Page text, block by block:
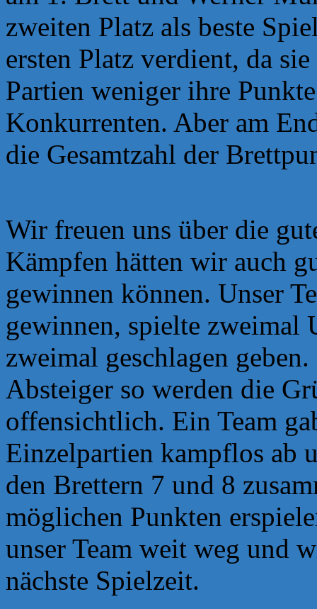
zweiten Platz als beste
ersten Platz verdient, da
Partien weniger ihre
Konkurrenten. Aber am
die Gesamtzahl der
Wir freuen uns über die
Kämpfen hätten wir auch
gewinnen können. Unser
gewinnen, spielte zweimal
zweimal geschlagen
Absteiger so werden die
offensichtlich. Ein Team
Einzelpartien kampflos ab
den Brettern 7 und 8
möglichen Punkten
unser Team weit weg und
nächste Spielzeit.